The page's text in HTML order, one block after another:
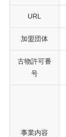
URL
加盟団体
古物許可番
号
事業内容